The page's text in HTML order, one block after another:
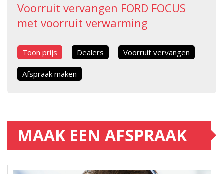
Voorruit vervangen FORD FOCUS
met voorruit verwarming
Toon prijs Dealers Voorruit vervangen
Afspraak maken
MAAK EEN AFSPRAAK